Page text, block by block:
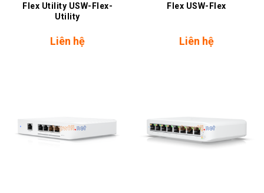
Flex Utility USW-Flex-
Utility
Liên hệ
Flex USW-Flex
Liên hệ